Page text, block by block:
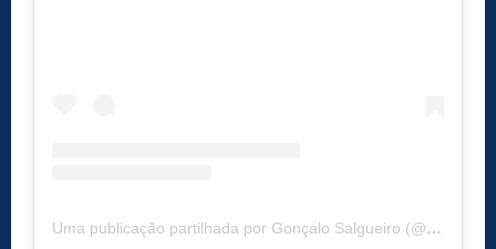
Uma publicação partilhada por Gonçalo Salgueiro (@goncalosalgueiroofficial)